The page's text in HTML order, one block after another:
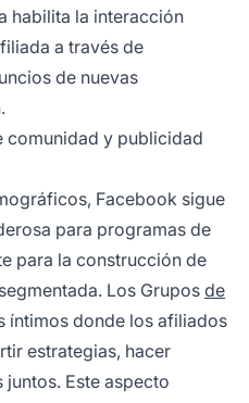
habilita la interacción
a través de
de nuevas
comunidad y publicidad
Facebook sigue
para programas de
para la construcción de
Los Gruposde
íntimos donde los afiliados
estrategias, hacer
Este aspecto